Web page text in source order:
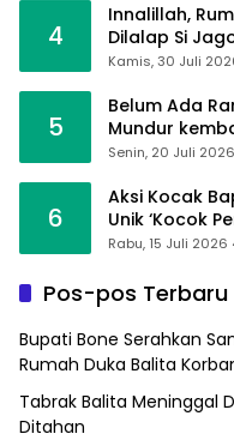
4
Innalillah,
Dilalap Si
Kamis, 30 Juli
5
Belum Ada
Mundur
Sumpallabbu
Senin, 20 Juli 2026
6
Aksi Kocak
Unik ‘Kocok
Alfamart,
Rabu, 15 Juli 2026
Pos-pos Terbaru
Bupati Bone Serahkan
Rumah Duka Balita
Tabrak Balita Meninggal
Ditahan